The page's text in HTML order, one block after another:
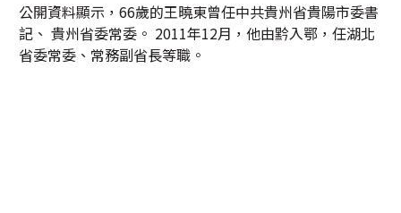
公開資料顯示，66歲的王曉東曾任中共貴州省貴陽市委書
記、 貴州省委常委。 2011年12月，他由黔入鄂，任湖北
省委常委、常務副省長等職。